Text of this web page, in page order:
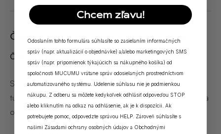
Časté otázky o stearínovom vosku
Čím sa stearínový vosk odlišuje od iných voskov?
Stearínový vosk sa získava predovšetkým zo živočíšnych
tukov, najmä z hovädzieho alebo baranieho mäsa, čím sa
odlišuje od rastlinných alebo syntetických voskov.
Chcem zľavu!
Odoslaním tohto formulára súhlasíte so zasielaním informačných
správ (napr. aktualizácií o objednávke) a/alebo marketingových SMS
správ (napr. pripomienok týkajúcich sa nákupného košíka) od
spoločnosti MUCUMU vrátane správ odosielaných prostredníctvom
automatizovaného systému. Udelenie súhlasu nie je podmienkou
nákupu. Z odberu sa môžete kedykoľvek odhlásiť odpoveďou STOP
alebo kliknutím na odkaz na odhlásenie, ak je k dispozícii. Ak
potrebujete pomoc, odpovedzte správou HELP. Zároveň súhlasíte s
našimi Zásadami ochrany osobných údajov a Obchodnými